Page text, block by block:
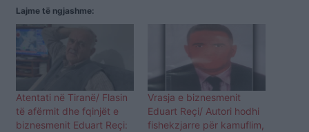
Lajme të ngjashme:
Atentati në Tiranë/ Flasin
të afërmit dhe fqinjët e
biznesmenit Eduart Reçi:
Vrasja e biznesmenit
Eduart Reçi/ Autori hodhi
fishekzjarre për kamuflim,